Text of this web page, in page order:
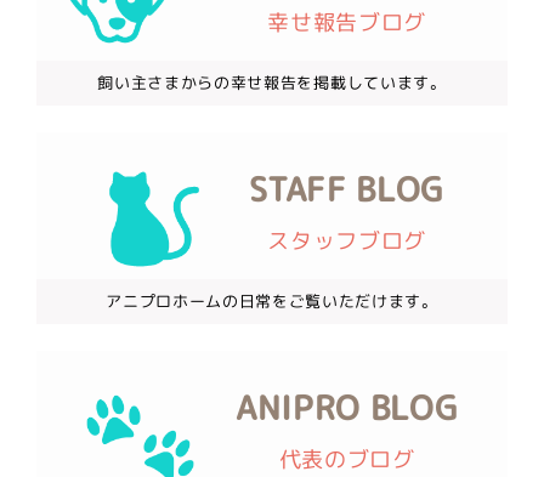
幸せ報告ブログ
飼い主さまからの幸せ報告を掲載しています。
STAFF BLOG
スタッフブログ
アニプロホームの日常をご覧いただけます。
ANIPRO BLOG
代表のブログ